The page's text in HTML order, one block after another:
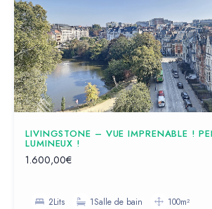
LIVINGSTONE – VUE IMPRENABLE !
LUMINEUX !
1.600,00€
2Lits 1Salle de bain 100m²